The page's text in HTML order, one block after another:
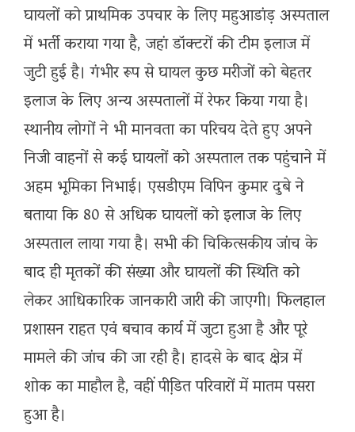
घायलों को प्राथमिक उपचार के लिए महुआडांड़ अस्पताल
में भर्ती कराया गया है, जहां डॉक्टरों की टीम इलाज में
जुटी हुई है। गंभीर रूप से घायल कुछ मरीजों को बेहतर
इलाज के लिए अन्य अस्पतालों में रेफर किया गया है।
स्थानीय लोगों ने भी मानवता का परिचय देते हुए अपने
निजी वाहनों से कई घायलों को अस्पताल तक पहुंचाने में
अहम भूमिका निभाई। एसडीएम विपिन कुमार दुबे ने
बताया कि 80 से अधिक घायलों को इलाज के लिए
अस्पताल लाया गया है। सभी की चिकित्सकीय जांच के
बाद ही मृतकों की संख्या और घायलों की स्थिति को
लेकर आधिकारिक जानकारी जारी की जाएगी। फिलहाल
प्रशासन राहत एवं बचाव कार्य में जुटा हुआ है और पूरे
मामले की जांच की जा रही है। हादसे के बाद क्षेत्र में
शोक का माहौल है, वहीं पीडि़त परिवारों में मातम पसरा
हुआ है।